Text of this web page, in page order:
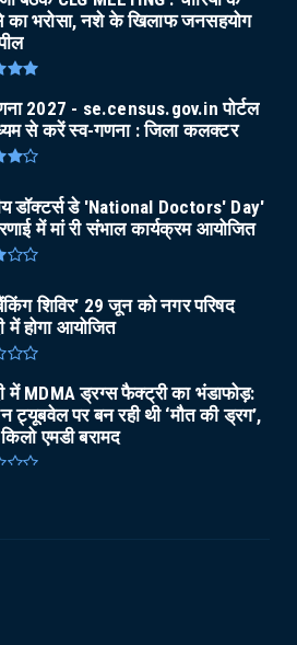
का भरोसा, नशे के खिलाफ जनसहयोग
2027 - se.census.gov.in पोर्टल
से करें स्व-गणना : जिला कलक्टर
डॉक्टर्स डे 'National Doctors' Day'
में मां री संभाल कार्यक्रम आयोजित
शिविर' 29 जून को नगर परिषद
में होगा आयोजित
में MDMA ड्रग्स फैक्ट्री का भंडाफोड़:
ट्यूबवेल पर बन रही थी ‘मौत की ड्रग’,
एमडी बरामद